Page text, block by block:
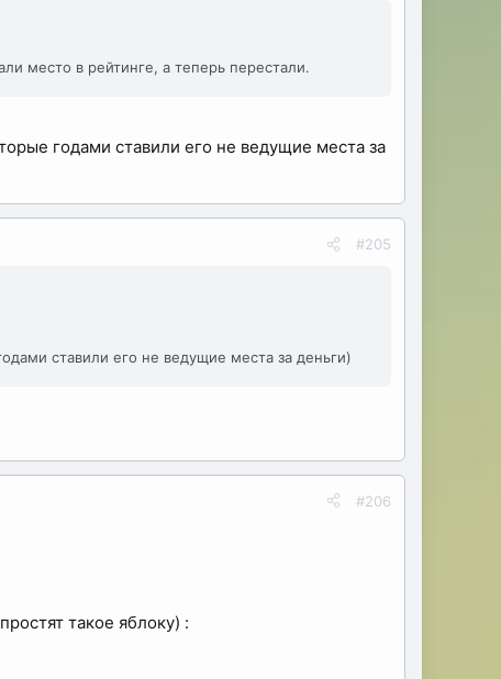
место в рейтинге, а теперь перестали.
годами ставили его не ведущие места за
#205
ставили его не ведущие места за деньги)
#206
такое яблоку) :